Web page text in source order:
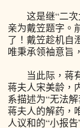
这是继“二次
亲为戴笠题字。
了！戴笠趁机自
唯秉承领袖意旨
当此际，蒋有
蒋夫人宋美龄，
系描述为“无法
蒋夫人的解药，
人议和的“小报